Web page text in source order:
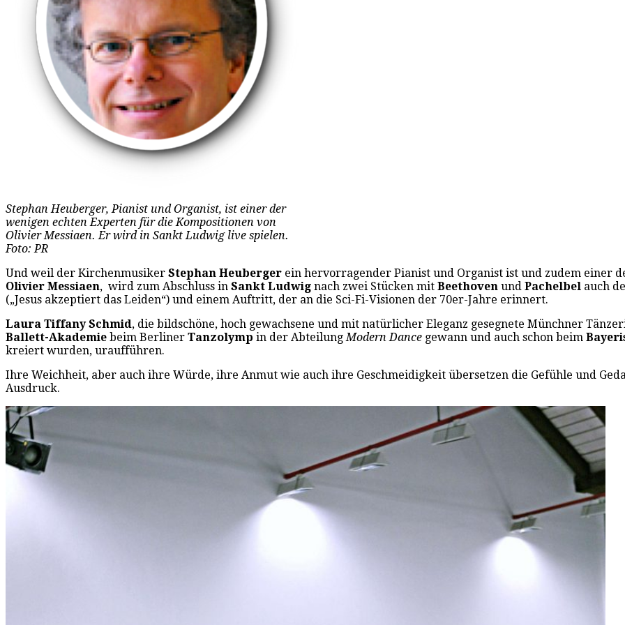
Stephan Heuberger, Pianist und Organist, ist einer der
wenigen echten Experten für die Kompositionen von
Olivier Messiaen. Er wird in Sankt Ludwig live spielen.
Foto: PR
Und weil der Kirchenmusiker Stephan Heuberger ein hervorragender Pianist und Organist ist und zudem einer
Olivier Messiaen, wird zum Abschluss in Sankt Ludwig nach zwei Stücken mit Beethoven und Pachelbel auch
(„Jesus akzeptiert das Leiden“) und einem Auftritt, der an die Sci-Fi-Visionen der 70er-Jahre erinnert.
Laura Tiffany Schmid, die bildschöne, hoch gewachsene und mit natürlicher Eleganz gesegnete Münchner
Ballett-Akademie beim Berliner Tanzolymp in der AbteilungModern Dance gewann und auch schon beim
kreiert wurden, uraufführen.
Ihre Weichheit, aber auch ihre Würde, ihre Anmut wie auch ihre Geschmeidigkeit übersetzen die Gefühle und
Ausdruck.